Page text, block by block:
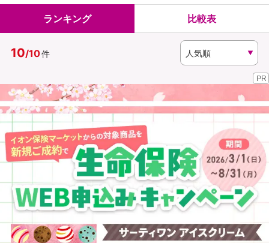
イオングループ従業員さま向け
資料請求
（無料）
訪問相談
イオンカード会員さま専用保険
ランキング 比較表
10/10件
PR